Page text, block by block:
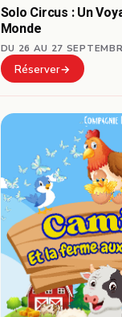
Solo Circus : Un
Monde
DU 26 AU 27
Réserver